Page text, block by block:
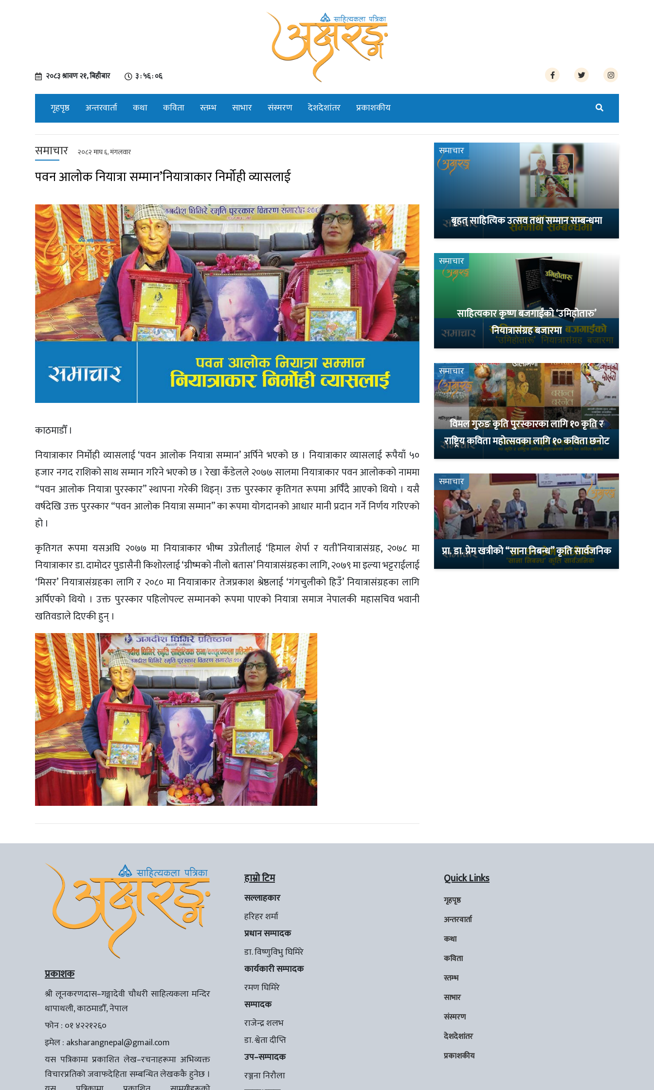
२०८३ श्रावण २१, बिहीबार ३ : ५६ : ०७
गृहपृष्ठ अन्तरवार्ता कथा कविता स्तम्भ साभार संस्मरण देशदेशांतर प्रकाशकीय
समाचार २०८२ माघ ६, मंगलवार
पवन आलोक नियात्रा सम्मान’नियात्राकार निर्मोही व्यासलाई
काठमाडौँ ।
नियात्राकार निर्मोही व्यासलाई ‘पवन आलोक नियात्रा सम्मान’ अर्पिने भएको छ । नियात्राकार व्यासलाई रूपैयाँ ५०
हजार नगद राशिको साथ सम्मान गरिने भएको छ । रेखा कँडेलले २०७७ सालमा नियात्राकार पवन आलोकको नाममा
“पवन आलोक नियात्रा पुरस्कार” स्थापना गरेकी थिइन्। उक्त पुरस्कार कृतिगत रूपमा अर्पिँदै आएको थियो । यसै
वर्षदेखि उक्त पुरस्कार “पवन आलोक नियात्रा सम्मान” का रूपमा योगदानको आधार मानी प्रदान गर्ने निर्णय गरिएको
हो ।
कृतिगत रूपमा यसअघि २०७७ मा नियात्राकार भीष्म उप्रेतीलाई ‘हिमाल शेर्पा र यती’नियात्रासंग्रह, २०७८ मा
नियात्राकार डा. दामोदर पुडासैनी किशोरलाई ‘ग्रीष्मको नीलो बतास’ नियात्रासंग्रहका लागि, २०७९ मा इल्या भट्टराईलाई
‘मिसर’ नियात्रासंग्रहका लागि र २०८० मा नियात्राकार तेजप्रकाश श्रेष्ठलाई ‘गंगचुलीको हिउँ’ नियात्रासंग्रहका लागि
अर्पिएको थियो । उक्त पुरस्कार पहिलोपल्ट सम्मानको रूपमा पाएको नियात्रा समाज नेपालकी महासचिव भवानी
खतिवडाले दिएकी हुन् ।
समाचार
बृहत् साहित्यिक उत्सव तथा सम्मान सम्बन्धमा
समाचार
साहित्यकार कृष्ण बजगाईंको ‘उमिहोतारु’
नियात्रासंग्रह बजारमा
समाचार
विमल गुरुङ कृति पुरस्कारका लागि १० कृति र
राष्ट्रिय कविता महोत्सवका लागि १० कविता छनोट
समाचार
प्रा. डा. प्रेम खत्रीको “साना निबन्ध” कृति सार्वजनिक
प्रकाशक
श्री लूनकरणदास–गङ्गादेवी चौधरी साहित्यकला मन्दिर
थापाथली, काठमाडौँ, नेपाल
फोन : ०१ ४२२१२६०
इमेल : aksharangnepal@gmail.com
यस पत्रिकामा प्रकाशित लेख–रचनाहरूमा अभिव्यक्त
विचारप्रतिको जवाफदेहिता सम्बन्धित लेखककै हुनेछ ।
हाम्रो टिम
सल्लाहकार
हरिहर शर्मा
प्रधान सम्पादक
डा. विष्णुविभु घिमिरे
कार्यकारी सम्पादक
रमण घिमिरे
सम्पादक
राजेन्द्र शलभ
डा. श्वेता दीप्ति
उप–सम्पादक
रञ्जना निरौला
Quick Links
गृहपृष्ठ
अन्तरवार्ता
कथा
कविता
स्तम्भ
साभार
संस्मरण
देशदेशांतर
प्रकाशकीय